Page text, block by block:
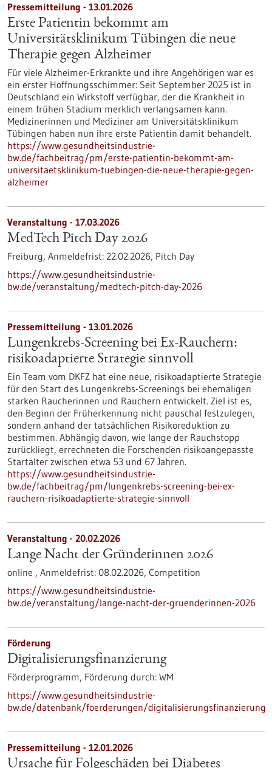
Pressemitteilung - 13.01.2026
Erste Patientin bekommt am
Universitätsklinikum Tübingen die neue
Therapie gegen Alzheimer
Für viele Alzheimer-Erkrankte und ihre Angehörigen war es
ein erster Hoffnungsschimmer: Seit September 2025 ist in
Deutschland ein Wirkstoff verfügbar, der die Krankheit in
einem frühen Stadium merklich verlangsamen kann.
Medizinerinnen und Mediziner am Universitätsklinikum
Tübingen haben nun ihre erste Patientin damit behandelt.
https://www.gesundheitsindustrie-
bw.de/fachbeitrag/pm/erste-patientin-bekommt-am-
universitaetsklinikum-tuebingen-die-neue-therapie-gegen-
alzheimer
Veranstaltung - 17.03.2026
MedTech Pitch Day 2026
Freiburg, Anmeldefrist: 22.02.2026, Pitch Day
https://www.gesundheitsindustrie-
bw.de/veranstaltung/medtech-pitch-day-2026
Pressemitteilung - 13.01.2026
Lungenkrebs-Screening bei Ex-Rauchern:
risikoadaptierte Strategie sinnvoll
Ein Team vom DKFZ hat eine neue, risikoadaptierte Strategie
für den Start des Lungenkrebs-Screenings bei ehemaligen
starken Raucherinnen und Rauchern entwickelt. Ziel ist es,
den Beginn der Früherkennung nicht pauschal festzulegen,
sondern anhand der tatsächlichen Risikoreduktion zu
bestimmen. Abhängig davon, wie lange der Rauchstopp
zurückliegt, errechneten die Forschenden risikoangepasste
Startalter zwischen etwa 53 und 67 Jahren.
https://www.gesundheitsindustrie-
bw.de/fachbeitrag/pm/lungenkrebs-screening-bei-ex-
rauchern-risikoadaptierte-strategie-sinnvoll
Veranstaltung - 20.02.2026
Lange Nacht der Gründerinnen 2026
online , Anmeldefrist: 08.02.2026, Competition
https://www.gesundheitsindustrie-
bw.de/veranstaltung/lange-nacht-der-gruenderinnen-2026
Förderung
Digitalisierungs­finanzierung
Förderprogramm, Förderung durch: WM
https://www.gesundheitsindustrie-
bw.de/datenbank/foerderungen/digitalisierungsfinanzierung
Pressemitteilung - 12.01.2026
Ursache für Folgeschäden bei Diabetes